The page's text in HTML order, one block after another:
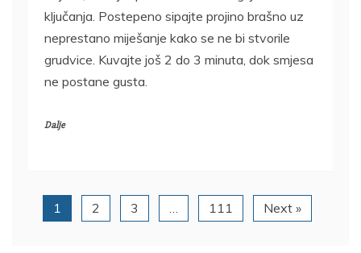
ključanja. Postepeno sipajte projino brašno uz
neprestano miješanje kako se ne bi stvorile
grudvice. Kuvajte još 2 do 3 minuta, dok smjesa
ne postane gusta.
Dalje
1 2 3 … 111 Next »